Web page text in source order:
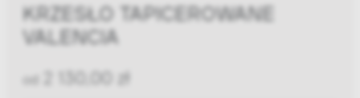
KRZESŁO TAPICEROWANE
VALENCIA
od 2 130,00 zł